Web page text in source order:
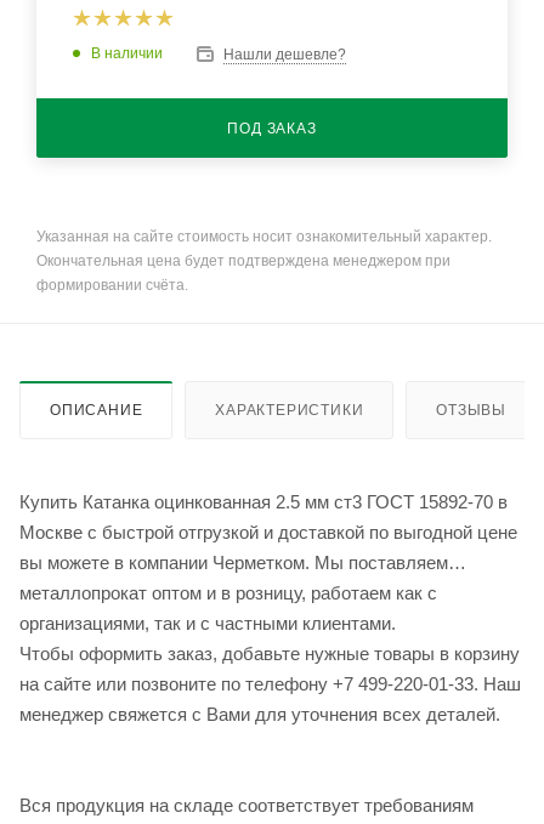
В наличии Нашли дешевле?
ПОД ЗАКАЗ
Указанная на сайте стоимость носит ознакомительный характер.
Окончательная цена будет подтверждена менеджером при
формировании счёта.
ОПИСАНИЕ ХАРАКТЕРИСТИКИ ОТЗЫВЫ
Купить Катанка оцинкованная 2.5 мм ст3 ГОСТ 15892-70 в
Москве с быстрой отгрузкой и доставкой по выгодной цене
вы можете в компании Черметком. Мы поставляем
металлопрокат оптом и в розницу, работаем как с
организациями, так и с частными клиентами.
Чтобы оформить заказ, добавьте нужные товары в корзину
на сайте или позвоните по телефону +7 499-220-01-33. Наш
менеджер свяжется с Вами для уточнения всех деталей.
Вся продукция на складе соответствует требованиям